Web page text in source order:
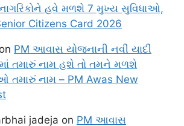
નાગરિકોને હવે મળશે 7 મુખ્ય સુવિધાઓ,
Citizens Card 2026
on PM આવાસ યોજનાની નવી યાદી
તમારું નામ હશે તો તમને મળશે
તમારું નામ – PM Awas New
jadeja on PM આવાસ